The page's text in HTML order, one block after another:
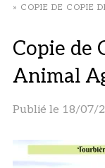
» COPIE DE COPIE
Copie de
Animal
Publié le 18/07/